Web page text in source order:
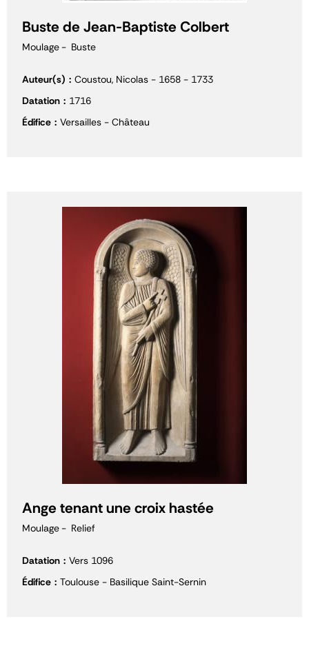
Buste de Jean-Baptiste Colbert
Moulage Buste
Auteur(s)
Coustou, Nicolas - 1658 - 1733
Datation
1716
Édifice
Versailles - Château
Ange tenant une croix hastée
Moulage Relief
Datation
Vers 1096
Édifice
Toulouse - Basilique Saint-Sernin